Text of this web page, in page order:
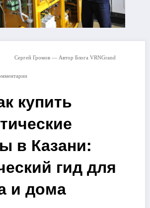
Сергей Громов — Автор Блога VRNGrand
купить
в Казани:
гид для
и дома